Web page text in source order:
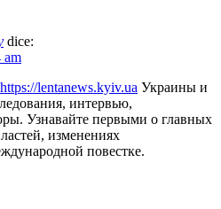
dice:
am
https://lentanews.kyiv.ua Украины и
интервью,
Узнавайте первыми о главных
изменениях
повестке.